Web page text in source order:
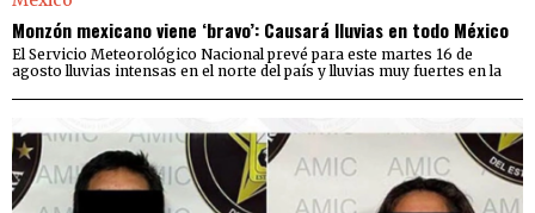
Monzón mexicano viene ‘bravo’: Causará lluvias en todo México
El Servicio Meteorológico Nacional prevé para este martes 16 de
agosto lluvias intensas en el norte del país y lluvias muy fuertes en la